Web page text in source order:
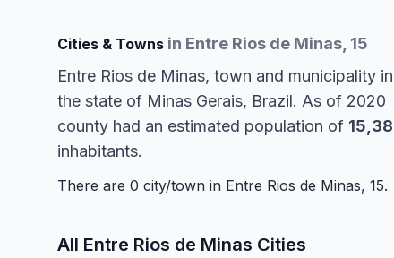
Cities & Towns in Entre Rios de Minas, 15
Entre Rios de Minas, town and municipality in
the state of Minas Gerais, Brazil. As of 2020
county had an estimated population of
inhabitants.
There are 0 city/town in Entre Rios de Minas, 15.
All Entre Rios de Minas Cities